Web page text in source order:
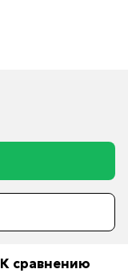
К сравнению